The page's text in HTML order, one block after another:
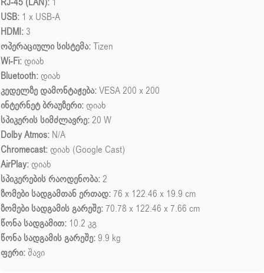
USB: 1 x USB-A
HDMI: 3
ოპერაციული სისტემა:Tizen
Wi-Fi: დიახ
Bluetooth: დიახ
კედელზე დამონტაჟება:VESA 200 x 200
ინტერნეტ ბრაუზერი: დიახ
სპიკერის სიმძლავრე:20 W
Dolby Atmos: N/A
Chromecast: დიახ (Google Cast)
AirPlay: დიახ
სპიკერების რაოდენობა:2
ზომები სადგამთან ერთად: 76 x 122.46 x 19.9 cm
ზომები სადგამის გარეშე: 70.78 x 122.46 x 7.66 cm
წონა სადგამით: 10.2 კგ
წონა სადგამის გარეშე:9.9 kg
ფერი:შავი